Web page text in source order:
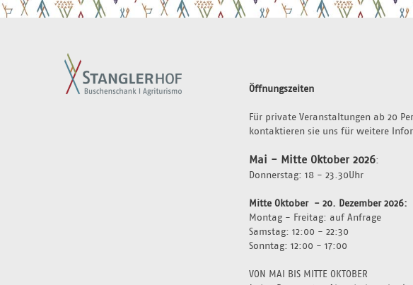
Öffnungszeiten
Für private Veranstaltungen ab 20
kontaktieren sie uns für weitere
Mai - Mitte Oktober 2026:
Donnerstag: 18 - 23.30Uhr
Mitte Oktober  - 20. Dezember 2026:
Montag - Freitag: auf Anfrage
Samstag: 12:00 - 22:30
Sonntag: 12:00 - 17:00
VON MAI BIS MITTE OKTOBER